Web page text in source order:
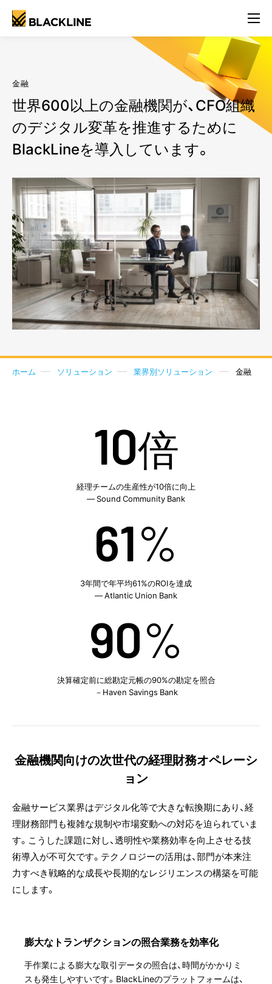
金融
世界600以上の金融機関が、CFO組織
のデジタル変革を推進するために
BlackLineを導入しています。
ホーム ソリューション 業界別ソリューション 金融
10倍
経理チームの生産性が10倍に向上
— Sound Community Bank
61%
3年間で年平均61%のROIを達成
— Atlantic Union Bank
90%
決算確定前に総勘定元帳の90%の勘定を照合
－Haven Savings Bank
金融機関向けの次世代の経理財務オペレーシ
ョン
金融サービス業界はデジタル化等で大きな転換期にあり、経
理財務部門も複雑な規制や市場変動への対応を迫られていま
す。こうした課題に対し、透明性や業務効率を向上させる技
術導入が不可欠です。テクノロジーの活用は、部門が本来注
力すべき戦略的な成長や長期的なレジリエンスの構築を可能
にします。
膨大なトランザクションの照合業務を効率化
手作業による膨大な取引データの照合は、時間がかかりミ
スも発生しやすいです。BlackLineのプラットフォームは、